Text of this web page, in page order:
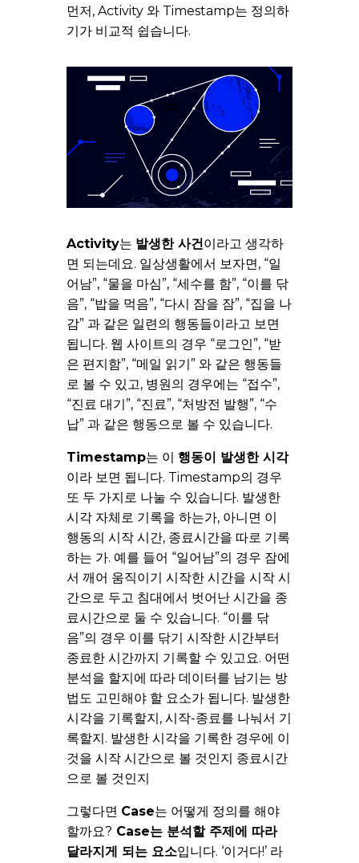
먼저, Activity 와 Timestamp는 정의하
기가 비교적 쉽습니다.
Activity는 발생한 사건이라고 생각하
면 되는데요. 일상생활에서 보자면, “일
어남”, “물을 마심”, “세수를 함”, “이를 닦
음”, “밥을 먹음”, “다시 잠을 잠”, “집을 나
감” 과 같은 일련의 행동들이라고 보면
됩니다. 웹 사이트의 경우 “로그인”, “받
은 편지함”, “메일 읽기” 와 같은 행동들
로 볼 수 있고, 병원의 경우에는 “접수”,
“진료 대기”, “진료”, “처방전 발행”, “수
납” 과 같은 행동으로 볼 수 있습니다.
Timestamp는 이 행동이 발생한 시각
이라 보면 됩니다. Timestamp의 경우
또 두 가지로 나눌 수 있습니다. 발생한
시각 자체로 기록을 하는가, 아니면 이
행동의 시작 시간, 종료시간을 따로 기록
하는 가. 예를 들어 “일어남”의 경우 잠에
서 깨어 움직이기 시작한 시간을 시작 시
간으로 두고 침대에서 벗어난 시간을 종
료시간으로 둘 수 있습니다. “이를 닦
음”의 경우 이를 닦기 시작한 시간부터
종료한 시간까지 기록할 수 있고요. 어떤
분석을 할지에 따라 데이터를 남기는 방
법도 고민해야 할 요소가 됩니다. 발생한
시각을 기록할지, 시작-종료를 나눠서 기
록할지. 발생한 시각을 기록한 경우에 이
것을 시작 시간으로 볼 것인지 종료시간
으로 볼 것인지
그렇다면 Case는 어떻게 정의를 해야
할까요? Case는 분석할 주제에 따라
달라지게 되는 요소입니다. ‘이거다!’ 라